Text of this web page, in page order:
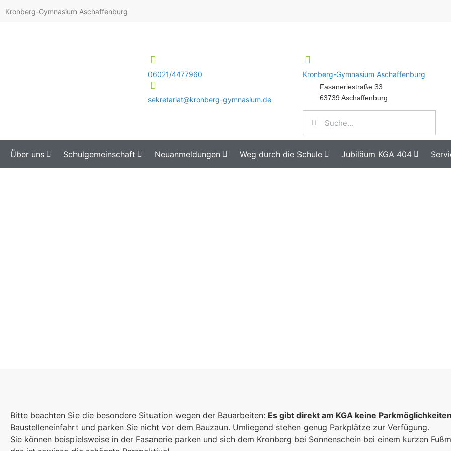
Kronberg-Gymnasium Aschaffenburg
06021/4477960
sekretariat@kronberg-gymnasium.de
Kronberg-Gymnasium Aschaffenburg
Fasaneriestraße 33
63739 Aschaffenburg
Über uns Schulgemeinschaft Neuanmeldungen Weg durch die Schule Jubiläum KGA 404
Es kommt auf jeden
Einzelnen an, zusammen
sind wir eine starke
Bitte beachten Sie die besondere Situation wegen der Bauarbeiten: Es gibt direkt am KGA keine
Baustelleneinfahrt und parken Sie nicht vor dem Bauzaun. Umliegend stehen genug Parkplätze zur Verfügung.
Sie können beispielsweise in der Fasanerie parken und sich dem Kronberg bei Sonnenschein bei einem kurzen